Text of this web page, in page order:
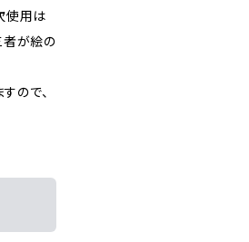
使用は
者が絵の
ので、